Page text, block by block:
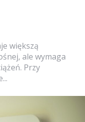
większą
ale wymaga
Przy